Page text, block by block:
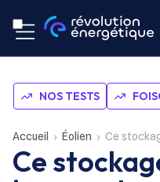
NOS TESTS
Accueil Éolien Ce stockage
Ce